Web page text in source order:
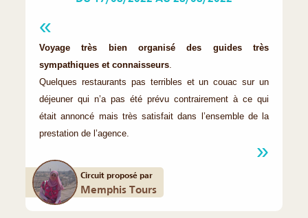
Voyage très bien organisé des guides très
sympathiques et connaisseurs
Quelques restaurants pas terribles et un couac sur un
déjeuner qui n’a pas été prévu contrairement à ce qui
était annoncé mais très satisfait dans l’ensemble de la
prestation de l’agence.
Circuit proposé par
Memphis Tours